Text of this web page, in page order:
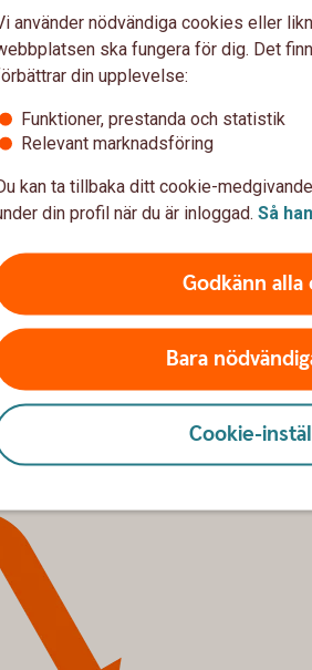
dig?
kort? Jämför våra bankkort och
använder nödvändiga cookies eller
ska fungera för dig. Det
din upplevelse:
Funktioner, prestanda och statistik
Relevant marknadsföring
kan ta tillbaka ditt cookie-
din profil när du är inloggad. Så
Godkänn alla
Bara
Cookie-